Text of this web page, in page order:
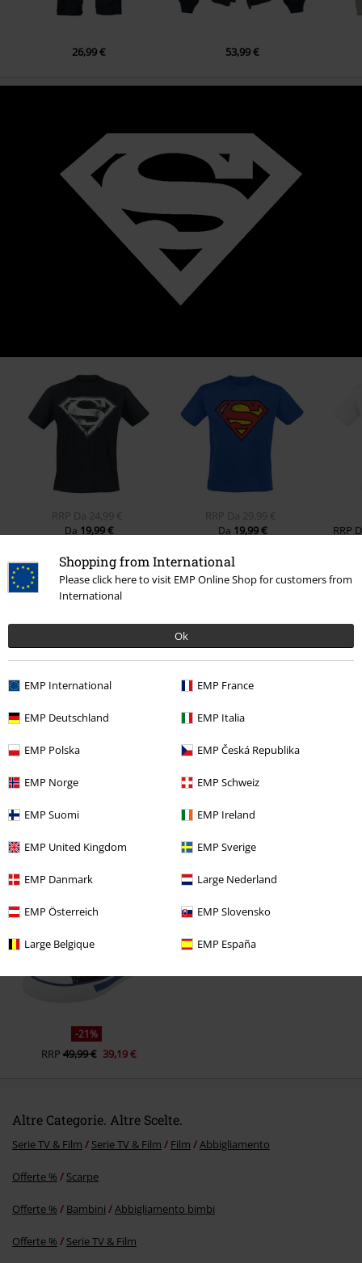
Shopping from International
Please click here to visit EMP Online Shop for customers from
International
Ok
EMP International EMP France
EMP Deutschland EMP Italia
EMP Polska EMP Česká Republika
EMP Norge EMP Schweiz
EMP Suomi EMP Ireland
EMP United Kingdom EMP Sverige
EMP Danmark Large Nederland
EMP Österreich EMP Slovensko
Large Belgique EMP España
26,99 € 53,99 €
RRP Da 24,99 €
Da 19,99 €
RRP Da 29,99 €
Da 19,99 € RRP
0 recensioni
Scrivi la tua recensione di "Kids - Comic".
Ultimi articoli visualizzati
-21%
RRP49,99 € 39,19 €
Altre Categorie. Altre Scelte.
Serie TV & Film Serie TV & Film Film Abbigliamento
Offerte % Scarpe
Offerte % Bambini Abbigliamento bimbi
Offerte % Serie TV & Film